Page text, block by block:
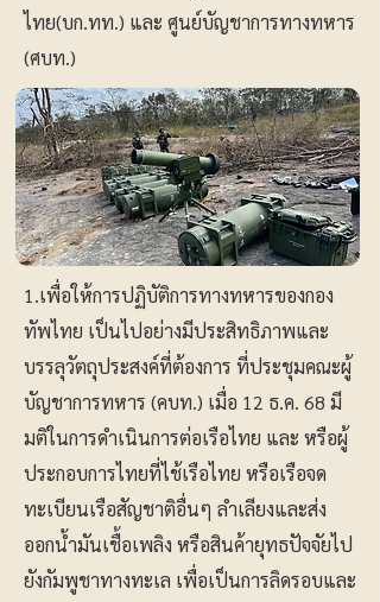
ไทย(บก.ทท.) และ ศูนย์บัญชาการทางทหาร
(ศบท.)
1.เพื่อให้การปฏิบัติการทางทหารของกอง
ทัพไทย เป็นไปอย่างมีประสิทธิภาพและ
บรรลุวัตถุประสงค์ที่ต้องการ ที่ประชุมคณะผู้
บัญชาการทหาร (คบท.) เมื่อ 12 ธ.ค. 68 มี
มติในการดำเนินการต่อเรือไทย และ หรือผู้
ประกอบการไทยที่ไช้เรือไทย หรือเรือจด
ทะเบียนเรือสัญชาติอื่นๆ ลำเลียงและส่ง
ออกน้ำมันเชื้อเพลิง หรือสินค้ายุทธปัจจัยไป
ยังกัมพูชาทางทะเล เพื่อเป็นการลิดรอบและ